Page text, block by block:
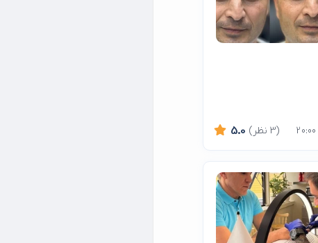
5.0 (3 نظر)